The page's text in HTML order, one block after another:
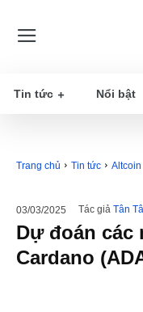
Tin tức Nổi bật
Trang chủ Tin tức Altcoin
03/03/2025 Tác giả Tân
Dự đoán các
Cardano